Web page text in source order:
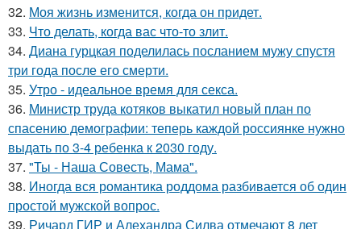
32. Моя жизнь изменится, когда он придет.
33. Что делать, когда вас что-то злит.
34. Диана гурцкая поделилась посланием мужу спустя
три года после его смерти.
35. Утро - идеальное время для секса.
36. Министр труда котяков выкатил новый план по
спасению демографии: теперь каждой россиянке нужно
выдать по 3-4 ребенка к 2030 году.
37. "Ты - Наша Совесть, Мама".
38. Иногда вся романтика роддома разбивается об один
простой мужской вопрос.
39. Ричард ГИР и Алехандра Силва отмечают 8 лет